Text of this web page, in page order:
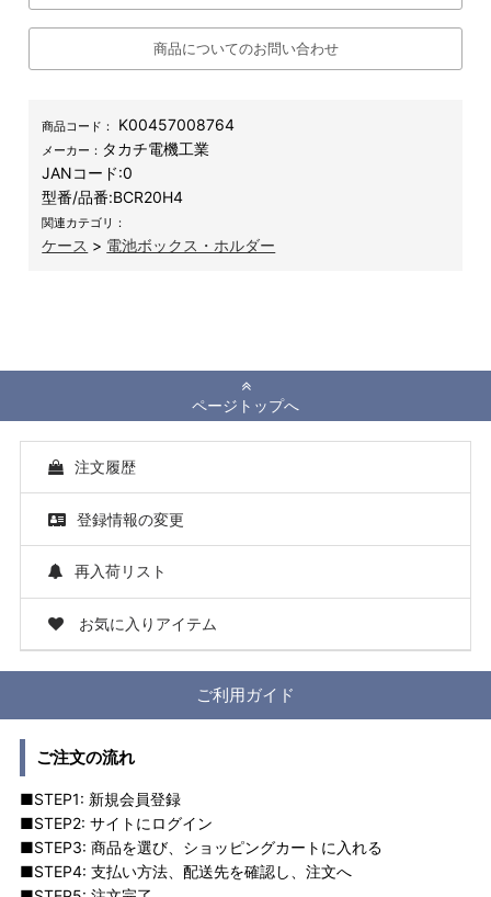
商品についてのお問い合わせ
商品コード： K00457008764
メーカー： タカチ電機工業
JANコード:0
型番/品番:BCR20H4
関連カテゴリ：
ケース > 電池ボックス・ホルダー
ページトップへ
注文履歴
登録情報の変更
再入荷リスト
お気に入りアイテム
ご利用ガイド
ご注文の流れ
■STEP1: 新規会員登録
■STEP2: サイトにログイン
■STEP3: 商品を選び、ショッピングカートに入れる
■STEP4: 支払い方法、配送先を確認し、注文へ